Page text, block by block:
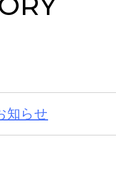
知らせ